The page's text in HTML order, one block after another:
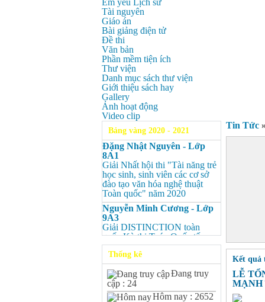
Em yêu Lịch sử
Tài nguyên
Giáo án
Bài giảng điện tử
Đề thi
Văn bản
Phần mềm tiện ích
Thư viện
Danh mục sách thư viện
Giới thiệu sách hay
Gallery
Ảnh hoạt động
Video clip
Bảng vàng 2020 - 2021
Đặng Nhật Nguyên - Lớp
8A1
Giải Nhất hội thi "Tài năng trẻ
học sinh, sinh viên các cơ sở
đào tạo văn hóa nghệ thuật
Toàn quốc" năm 2020
Nguyễn Minh Cương - Lớp
9A3
Giải DISTINCTION toàn
quốc Kỳ thi Toán Quốc tế
Kangaroo – IKMC 2020
Nguyễn Minh Cương - Lớp
9A3
Giải Ba kỳ thi chọn HSG cấp
tỉnh môn Toán.
Thống kê
Đang truy
cập : 24
Hôm nay : 2652
Tin Tức »
Kết quả
LỄ
MẠNH